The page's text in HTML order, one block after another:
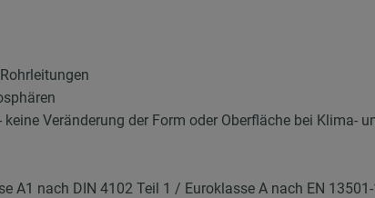
Veränderung der Form oder Oberfläche bei Klima-
nach DIN 4102 Teil 1 / Euroklasse A nach EN